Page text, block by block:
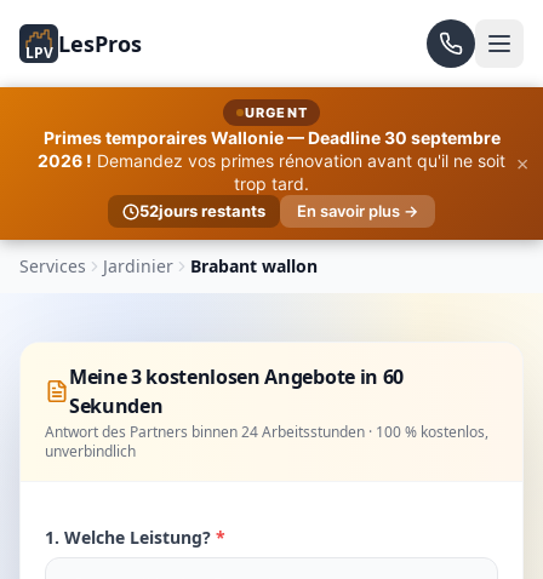
LPV LesPros
URGENT
Primes temporaires Wallonie — Deadline 30 septembre
2026 ! Demandez vos primes rénovation avant qu'il ne soit
trop tard.
52jours restants En savoir plus →
×
Services Jardinier Brabant wallon
Meine 3 kostenlosen Angebote in 60
Sekunden
Antwort des Partners binnen 24 Arbeitsstunden · 100 % kostenlos,
unverbindlich
1. Welche Leistung? *